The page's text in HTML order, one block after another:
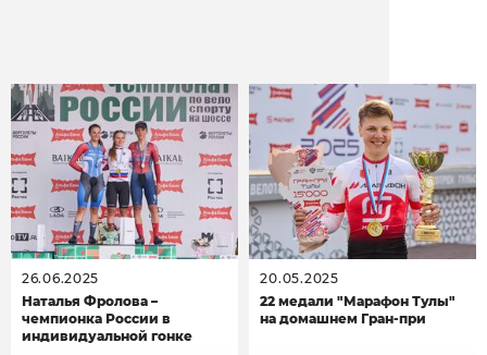
26.06.2025
Наталья Фролова –
чемпионка России в
индивидуальной гонке
20.05.2025
22 медали "Марафон Тулы"
на домашнем Гран-при